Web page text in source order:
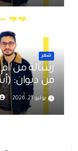
شعر
رسالة من
من ديوان: (أسوار
يوليو 21, 2026